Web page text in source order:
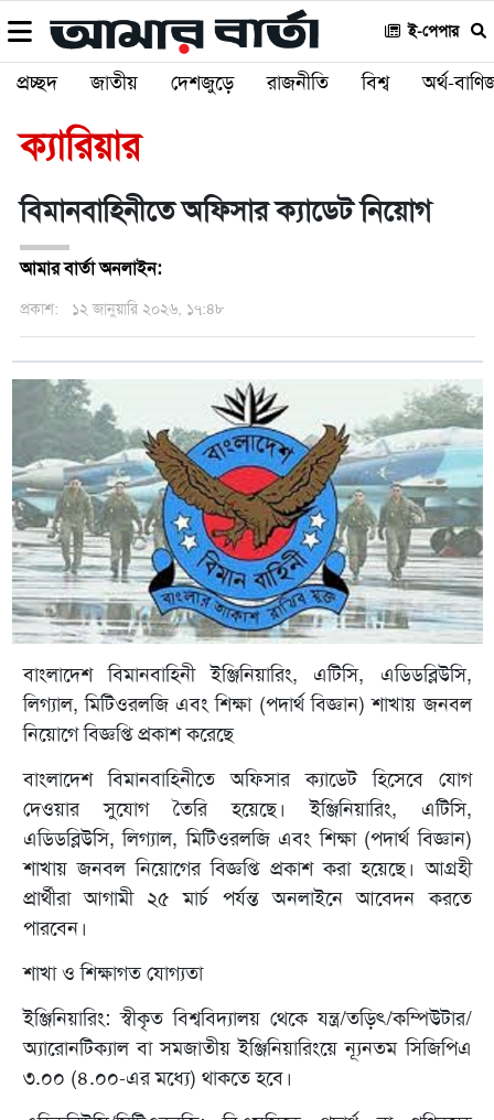
ই-পেপার
প্রচ্ছদ জাতীয় দেশজুড়ে রাজনীতি বিশ্ব অর্থ-
ক্যারিয়ার
বিমানবাহিনীতে অফিসার ক্যাডেট নিয়োগ
আমার বার্তা অনলাইন:
প্রকাশ: ১২ জানুয়ারি ২০২৬, ১৭:৪৮
বাংলাদেশ বিমানবাহিনী ইঞ্জিনিয়ারিং, এটিসি, এডিডব্লিউসি,
লিগ্যাল, মিটিওরলজি এবং শিক্ষা (পদার্থ বিজ্ঞান) শাখায় জনবল
নিয়োগে বিজ্ঞপ্তি প্রকাশ করেছে
বাংলাদেশ বিমানবাহিনীতে অফিসার ক্যাডেট হিসেবে যোগ
দেওয়ার সুযোগ তৈরি হয়েছে। ইঞ্জিনিয়ারিং, এটিসি,
এডিডব্লিউসি, লিগ্যাল, মিটিওরলজি এবং শিক্ষা (পদার্থ বিজ্ঞান)
শাখায় জনবল নিয়োগের বিজ্ঞপ্তি প্রকাশ করা হয়েছে। আগ্রহী
প্রার্থীরা আগামী ২৫ মার্চ পর্যন্ত অনলাইনে আবেদন করতে
পারবেন।
শাখা ও শিক্ষাগত যোগ্যতা
ইঞ্জিনিয়ারিং: স্বীকৃত বিশ্ববিদ্যালয় থেকে যন্ত্র/তড়িৎ/কম্পিউটার/
অ্যারোনটিক্যাল বা সমজাতীয় ইঞ্জিনিয়ারিংয়ে ন্যূনতম সিজিপিএ
৩.০০ (৪.০০-এর মধ্যে) থাকতে হবে।